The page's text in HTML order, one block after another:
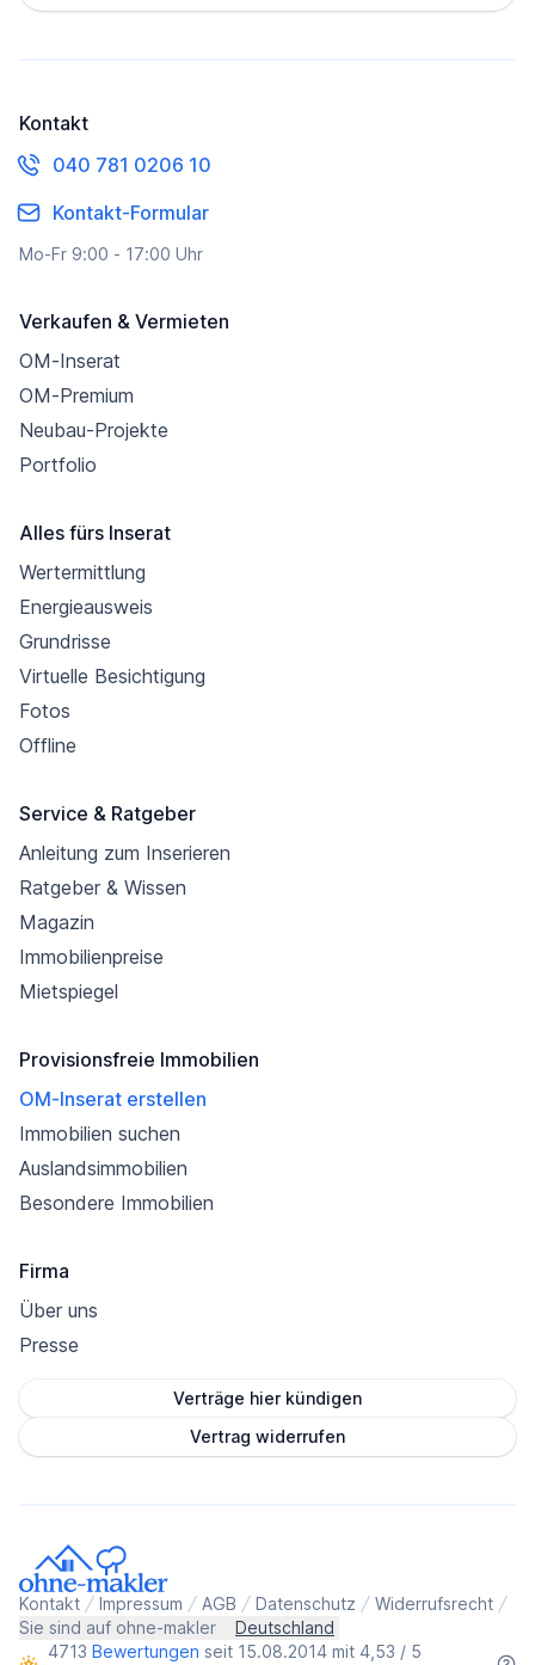
Kontakt
040 781 0206 10
Kontakt-Formular
Mo-Fr 9:00 - 17:00 Uhr
Verkaufen & Vermieten
OM-Inserat
OM-Premium
Neubau-Projekte
Portfolio
Alles fürs Inserat
Wertermittlung
Energieausweis
Grundrisse
Virtuelle Besichtigung
Fotos
Offline
Service & Ratgeber
Anleitung zum Inserieren
Ratgeber & Wissen
Magazin
Immobilienpreise
Mietspiegel
Provisionsfreie Immobilien
OM-Inserat erstellen
Immobilien suchen
Auslandsimmobilien
Besondere Immobilien
Firma
Über uns
Presse
Verträge hier kündigen
Vertrag widerrufen
Kontakt Impressum AGB Datenschutz
Widerrufsrecht
Sie sind auf ohne-makler
Deutschland
4713 Bewertungen seit 15.08.2014 mit 4,53 / 5